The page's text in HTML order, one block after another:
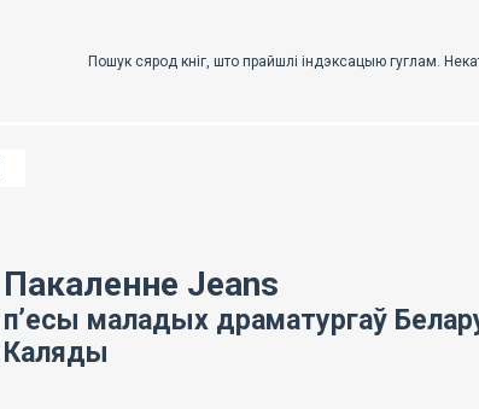
Пакаленне Jeans
п’есы маладых драматургаў
Каляды